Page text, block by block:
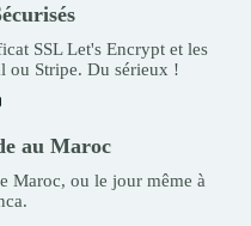
SSL Let's Encrypt et les
ou Stripe. Du sérieux !
au Maroc
Maroc, ou le jour même à